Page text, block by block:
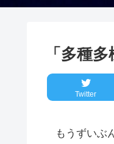
「多種
Twitter
もうずいぶ